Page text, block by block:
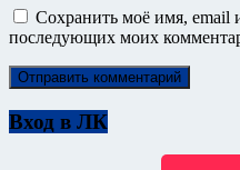
Сохранить моё имя, email
последующих моих
Вход в ЛК